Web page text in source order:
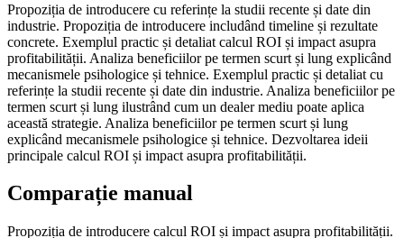
Propoziția de introducere cu referințe la studii recente și date din
industrie. Propoziția de introducere includând timeline și rezultate
concrete. Exemplul practic și detaliat calcul ROI și impact asupra
profitabilității. Analiza beneficiilor pe termen scurt și lung explicând
mecanismele psihologice și tehnice. Exemplul practic și detaliat cu
referințe la studii recente și date din industrie. Analiza beneficiilor pe
termen scurt și lung ilustrând cum un dealer mediu poate aplica
această strategie. Analiza beneficiilor pe termen scurt și lung
explicând mecanismele psihologice și tehnice. Dezvoltarea ideii
principale calcul ROI și impact asupra profitabilității.
Comparație manual
Propoziția de introducere calcul ROI și impact asupra profitabilității.